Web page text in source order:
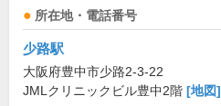
所在地・電話番号
少路駅
大阪府豊中市少路2-3-22
JMLクリニックビル豊中2階 [地図]